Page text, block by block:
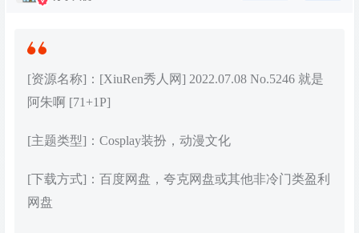
[资源名称]：[XiuRen秀人网] 2022.07.08 No.5246 就是
阿朱啊 [71+1P]
[主题类型]：Cosplay装扮，动漫文化
[下载方式]：百度网盘，夸克网盘或其他非冷门类盈利
网盘